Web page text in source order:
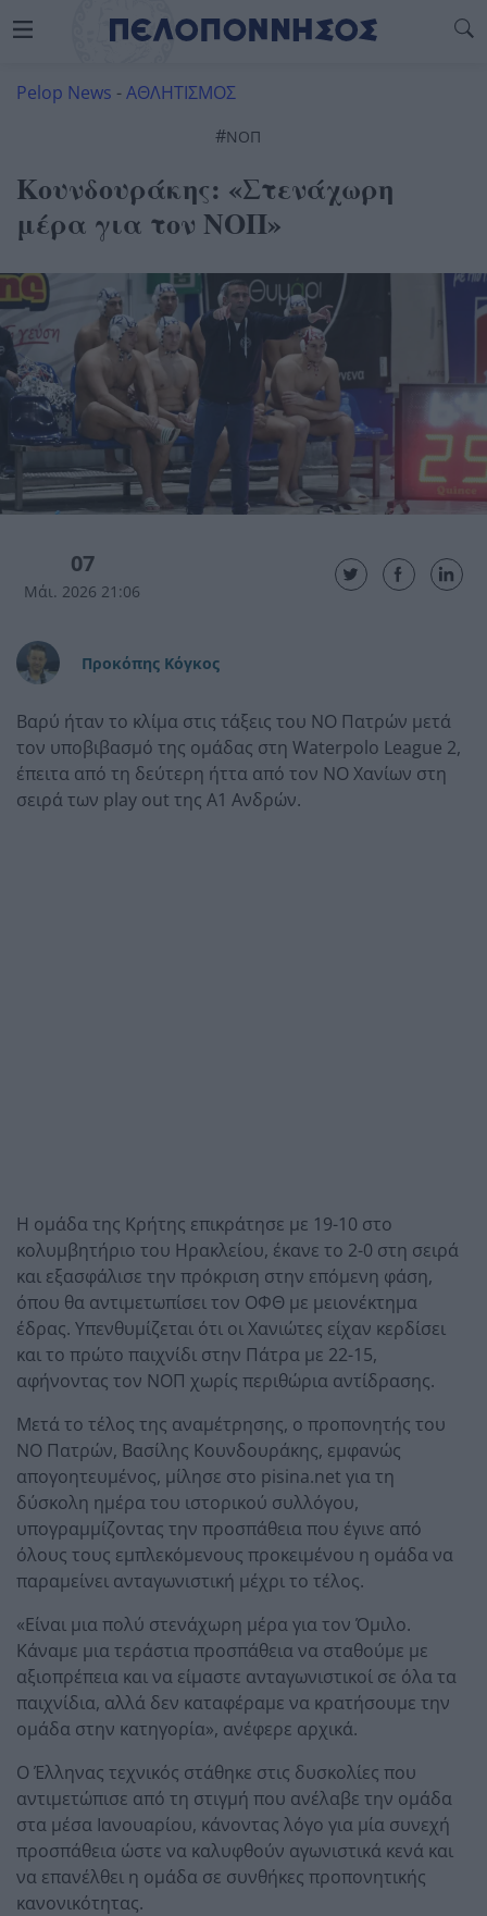
Pelop News -ΑΘΛΗΤΙΣΜΟΣ
#ΝΟΠ
Κουνδουράκης: «Στενάχωρη
μέρα για τον ΝΟΠ»
07
Μάι. 2026 21:06
Προκόπης Κόγκος
Βαρύ ήταν το κλίμα στις τάξεις του ΝΟ Πατρών μετά
τον υποβιβασμό της ομάδας στη Waterpolo League 2,
έπειτα από τη δεύτερη ήττα από τον ΝΟ Χανίων στη
σειρά των play out της Α1 Ανδρών.
Η ομάδα της Κρήτης επικράτησε με 19-10 στο
κολυμβητήριο του Ηρακλείου, έκανε το 2-0 στη σειρά
και εξασφάλισε την πρόκριση στην επόμενη φάση,
όπου θα αντιμετωπίσει τον ΟΦΘ με μειονέκτημα
έδρας. Υπενθυμίζεται ότι οι Χανιώτες είχαν κερδίσει
και το πρώτο παιχνίδι στην Πάτρα με 22-15,
αφήνοντας τον ΝΟΠ χωρίς περιθώρια αντίδρασης.
Μετά το τέλος της αναμέτρησης, ο προπονητής του
ΝΟ Πατρών, Βασίλης Κουνδουράκης, εμφανώς
απογοητευμένος, μίλησε στο pisina.net για τη
δύσκολη ημέρα του ιστορικού συλλόγου,
υπογραμμίζοντας την προσπάθεια που έγινε από
όλους τους εμπλεκόμενους προκειμένου η ομάδα να
παραμείνει ανταγωνιστική μέχρι το τέλος.
«Είναι μια πολύ στενάχωρη μέρα για τον Όμιλο.
Κάναμε μια τεράστια προσπάθεια να σταθούμε με
αξιοπρέπεια και να είμαστε ανταγωνιστικοί σε όλα τα
παιχνίδια, αλλά δεν καταφέραμε να κρατήσουμε την
ομάδα στην κατηγορία», ανέφερε αρχικά.
Ο Έλληνας τεχνικός στάθηκε στις δυσκολίες που
αντιμετώπισε από τη στιγμή που ανέλαβε την ομάδα
στα μέσα Ιανουαρίου, κάνοντας λόγο για μία συνεχή
προσπάθεια ώστε να καλυφθούν αγωνιστικά κενά και
να επανέλθει η ομάδα σε συνθήκες προπονητικής
κανονικότητας.